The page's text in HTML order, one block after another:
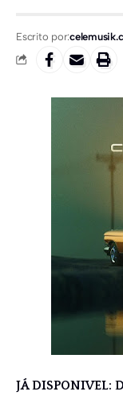
Escrito por:
JÁ DISPONIVEL: